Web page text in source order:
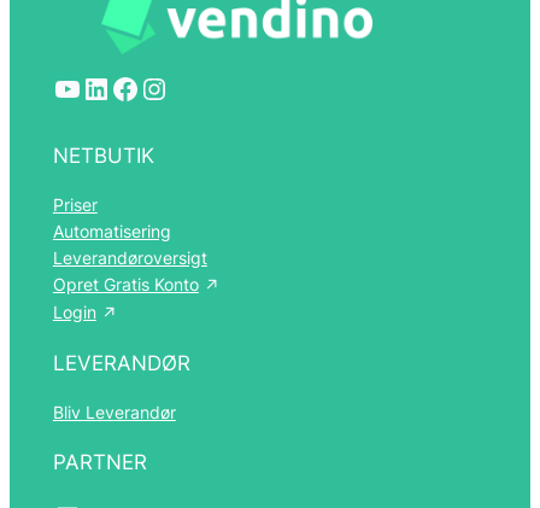
YouTube LinkedIn Facebook Instagram
NETBUTIK
Priser
Automatisering
Leverandøroversigt
Opret Gratis Konto
Login
LEVERANDØR
Bliv Leverandør
PARTNER